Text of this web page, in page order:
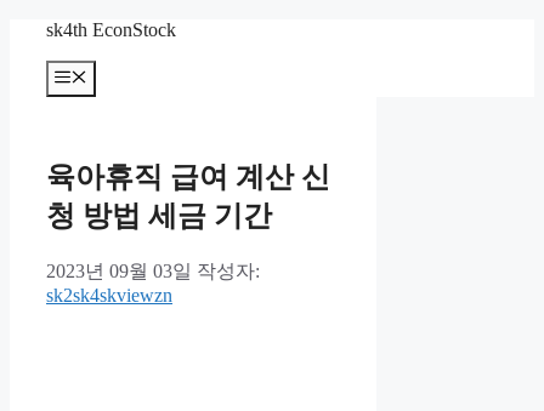
sk4th EconStock
메
뉴
육아휴직 급여 계산 신
청 방법 세금 기간
2023년 09월 03일 작성자:
sk2sk4skviewzn